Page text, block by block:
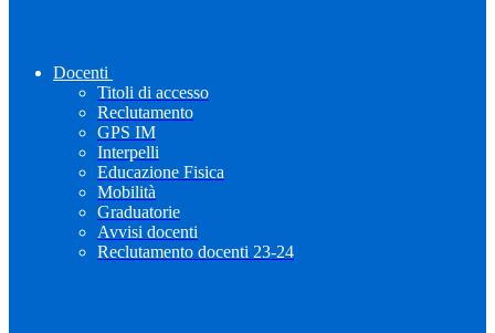
Docenti
Titoli di accesso
Reclutamento
GPS IM
Interpelli
Educazione Fisica
Mobilità
Graduatorie
Avvisi docenti
Reclutamento docenti 23-24